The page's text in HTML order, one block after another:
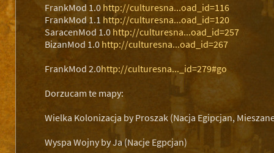
FrankMod 1.0 http://culturesna...oad_id=116
FrankMod 1.1 http://culturesna...oad_id=120
SaracenMod 1.0 http://culturesna...oad_id=257
BizanMod 1.0 http://culturesna...oad_id=267
FrankMod 2.0http://culturesna..._id=279#go
Dorzucam te mapy:
Wielka Kolonizacja by Proszak (Nacja Egipcjan,
Wyspa Wojny by Ja (Nacje Egpcjan)